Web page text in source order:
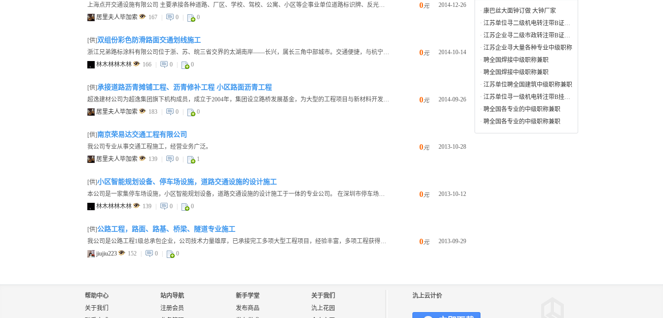
居里夫人毕加索
167 | 0 | 0
0元 2014-12-26
[供]双组份彩色防滑路面交通划线施工
林木林林木林
166 | 0 | 0
0元 2014-10-14
[供]承接道路沥青摊铺工程、沥青修补工程 小区路面沥青工程
居里夫人毕加索
183 | 0 | 0
0元 2014-09-26
[供]南京荣易达交通工程有限公司
我公司专业从事交通工程施工，经营业务广泛。
居里夫人毕加索
139 | 0 | 1
0元 2013-10-28
[供]小区智能规划设备、停车场设施，道路交通设施的设计施工
林木林林木林
139 | 0 | 0
0元 2013-10-12
[供]公路工程，路面、路基、桥梁、隧道专业施工
jiujiu223
152 | 0 | 0
0元 2013-09-29
· 康巴丝大面钟订做 大钟厂家
· 江苏单位寻二级机电转注带B证招投标
· 江苏企业寻二级市政转注带B证招投标
· 江苏企业寻大量各种专业中级职称
· 聘全国焊接中级职称兼职
· 聘全国焊接中级职称兼职
· 江苏单位聘全国建筑中级职称兼职
· 江苏单位寻一级机电转注带B挂项目
· 聘全国各专业的中级职称兼职
· 聘全国各专业的中级职称兼职
帮助中心
关于我们
站内导航
注册会员
新手学堂
发布商品
关于我们
氿上花园
氿上云计价